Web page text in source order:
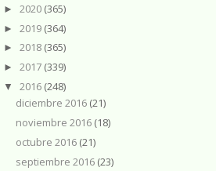
► 2020 (365)
► 2019 (364)
► 2018 (365)
► 2017 (339)
▼ 2016 (248)
diciembre 2016 (21)
noviembre 2016 (18)
octubre 2016 (21)
septiembre 2016 (23)